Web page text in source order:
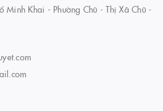
Minh Khai - Phường Chũ - Thị Xã Chũ -